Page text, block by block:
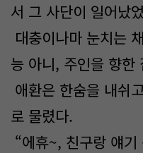
서 그 사단이 일어났
대충이나마 눈치는
능 아니, 주인을 향한
애환은 한숨을 내쉬
로 물렸다.
“에휴~, 친구랑 얘기